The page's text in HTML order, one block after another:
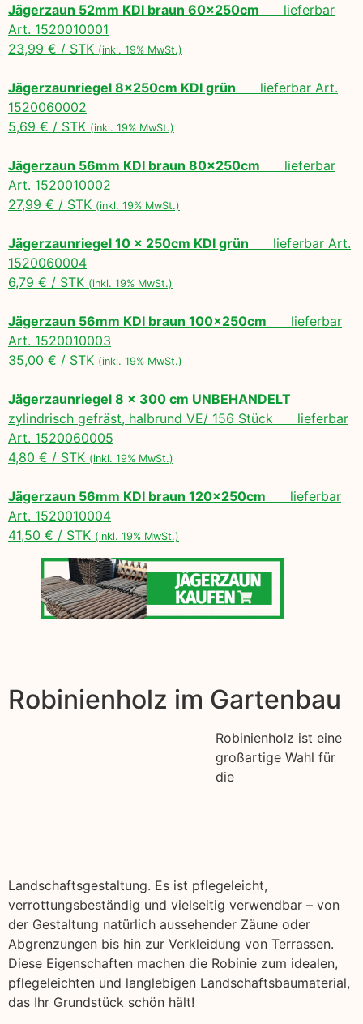
Jägerzaun 52mm KDI braun 60x250cm lieferbar
Art. 1520010001
23,99 € / STK (inkl. 19% MwSt.)
Jägerzaunriegel 8x250cm KDI grün lieferbar Art.
1520060002
5,69 € / STK (inkl. 19% MwSt.)
Jägerzaun 56mm KDI braun 80x250cm lieferbar
Art. 1520010002
27,99 € / STK (inkl. 19% MwSt.)
Jägerzaunriegel 10 x 250cm KDI grün lieferbar Art.
1520060004
6,79 € / STK (inkl. 19% MwSt.)
Jägerzaun 56mm KDI braun 100x250cm lieferbar
Art. 1520010003
35,00 € / STK (inkl. 19% MwSt.)
Jägerzaunriegel 8 x 300 cm UNBEHANDELT
zylindrisch gefräst, halbrund VE/ 156 Stück lieferbar
Art. 1520060005
4,80 € / STK (inkl. 19% MwSt.)
Jägerzaun 56mm KDI braun 120x250cm lieferbar
Art. 1520010004
41,50 € / STK (inkl. 19% MwSt.)
Robinienholz im Gartenbau
Robinienholz ist eine
großartige Wahl für
die
Landschaftsgestaltung. Es ist pflegeleicht,
verrottungsbeständig und vielseitig verwendbar – von
der Gestaltung natürlich aussehender Zäune oder
Abgrenzungen bis hin zur Verkleidung von Terrassen.
Diese Eigenschaften machen die Robinie zum idealen,
pflegeleichten und langlebigen Landschaftsbaumaterial,
das Ihr Grundstück schön hält!